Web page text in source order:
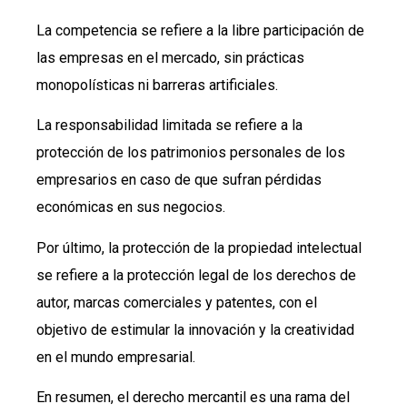
La competencia se refiere a la libre participación de
las empresas en el mercado, sin prácticas
monopolísticas ni barreras artificiales.
La responsabilidad limitada se refiere a la
protección de los patrimonios personales de los
empresarios en caso de que sufran pérdidas
económicas en sus negocios.
Por último, la protección de la propiedad intelectual
se refiere a la protección legal de los derechos de
autor, marcas comerciales y patentes, con el
objetivo de estimular la innovación y la creatividad
en el mundo empresarial.
En resumen, el derecho mercantil es una rama del